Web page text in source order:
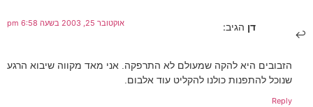
דן הגיב: אוקטובר 25, 2003 בשעה 6:58 pm
הזבובים היא להקה שמעולם לא התרפקה. אני מאד מקווה שיבוא הרגע
שנוכל להתפנות כולנו להקליט עוד אלבום.
Reply